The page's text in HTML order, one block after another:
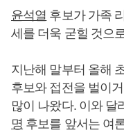
윤석열 후보가 가족
세를 더욱 굳힐 것으
지난해 말부터 올해
후보와 접전을 벌이
많이 나왔다. 이와 달
명 후보를 앞서는 여